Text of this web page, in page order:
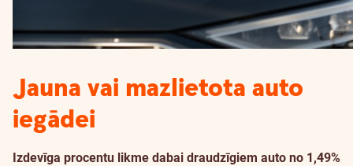
Jauna vai mazlietota auto
iegādei
Izdevīga procentu likme dabai draudzīgiem auto no 1,49%